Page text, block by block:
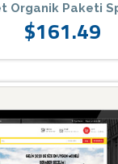
Organik Paketi
$161.49